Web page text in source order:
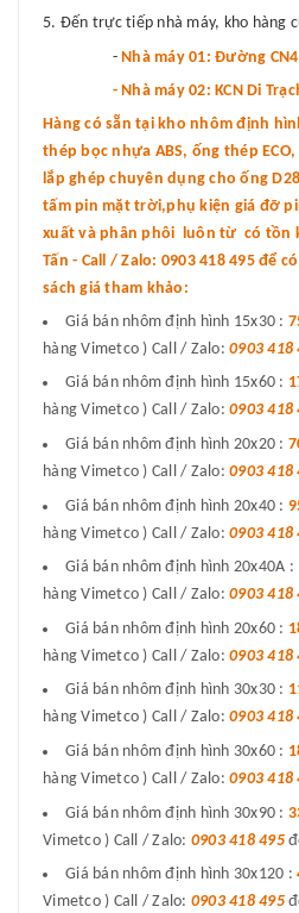
Đến trực tiếp nhà máy, kho hàng
- Nhà máy 01: Đường
- Nhà máy 02: KCN Di Trạch
Hàng có sẵn tại kho nhôm định
thép bọc nhựa ABS, ống thép
lắp ghép chuyên dụng cho ống
tấm pin mặt trời,phụ kiện giá đỡ
xuất và phân phôi luôn từ có tồn
Tấn - Call / Zalo: 0903 418 495 để
sách giá tham khảo:
Giá bán nhôm định hình 15x30 :
hàng Vimetco ) Call / Zalo: 0903 418
Giá bán nhôm định hình 15x60 :
hàng Vimetco ) Call / Zalo: 0903 418
Giá bán nhôm định hình 20x20 :
hàng Vimetco ) Call / Zalo: 0903 418
Giá bán nhôm định hình 20x40 :
hàng Vimetco ) Call / Zalo: 0903 418
Giá bán nhôm định hình 20x40A :
hàng Vimetco ) Call / Zalo: 0903 418
Giá bán nhôm định hình 20x60 :
hàng Vimetco ) Call / Zalo: 0903 418
Giá bán nhôm định hình 30x30 :
hàng Vimetco ) Call / Zalo: 0903 418
Giá bán nhôm định hình 30x60 :
hàng Vimetco ) Call / Zalo: 0903 418
Giá bán nhôm định hình 30x90 :
Vimetco ) Call / Zalo: 0903 418 495
Giá bán nhôm định hình 30x120 :
Vimetco ) Call / Zalo: 0903 418 495